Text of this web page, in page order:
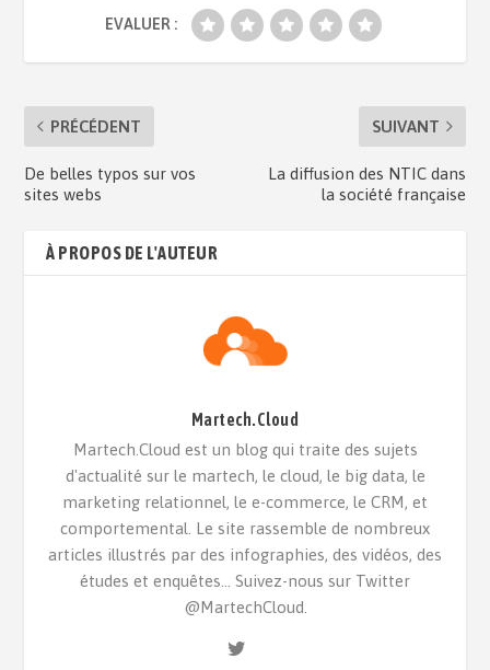
EVALUER :
PRÉCÉDENT
De belles typos sur vos
sites webs
SUIVANT
La diffusion des NTIC dans
la société française
À PROPOS DE L'AUTEUR
Martech.Cloud
Martech.Cloud est un blog qui traite des sujets
d'actualité sur le martech, le cloud, le big data, le
marketing relationnel, le e-commerce, le CRM, et
comportemental. Le site rassemble de nombreux
articles illustrés par des infographies, des vidéos, des
études et enquêtes... Suivez-nous sur Twitter
@MartechCloud.